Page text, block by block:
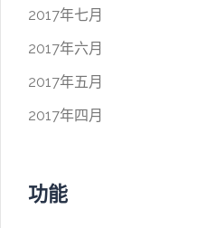
2017年七月
2017年六月
2017年五月
2017年四月
功能